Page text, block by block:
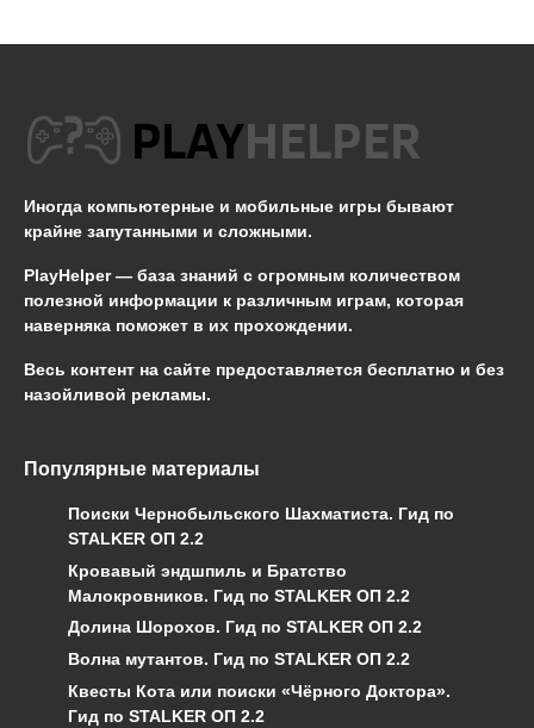
Иногда компьютерные и мобильные игры бывают
крайне запутанными и сложными.
PlayHelper — база знаний с огромным количеством
полезной информации к различным играм, которая
наверняка поможет в их прохождении.
Весь контент на сайте предоставляется бесплатно и без
назойливой рекламы.
Популярные материалы
Поиски Чернобыльского Шахматиста. Гид по
STALKER ОП 2.2
Кровавый эндшпиль и Братство
Малокровников. Гид по STALKER ОП 2.2
Долина Шорохов. Гид по STALKER ОП 2.2
Волна мутантов. Гид по STALKER ОП 2.2
Квесты Кота или поиски «Чёрного Доктора».
Гид по STALKER ОП 2.2